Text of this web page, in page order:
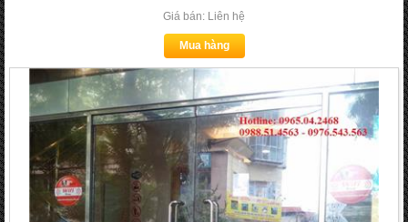
Giá bán: Liên hệ
Mua hàng